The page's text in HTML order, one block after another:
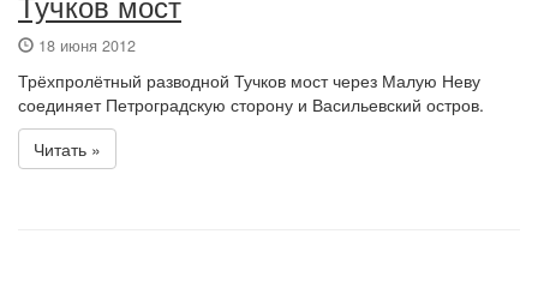
Тучков мост
18 июня 2012
Трёхпролётный разводной Тучков мост через Малую Неву
соединяет Петроградскую сторону и Васильевский остров.
Читать »